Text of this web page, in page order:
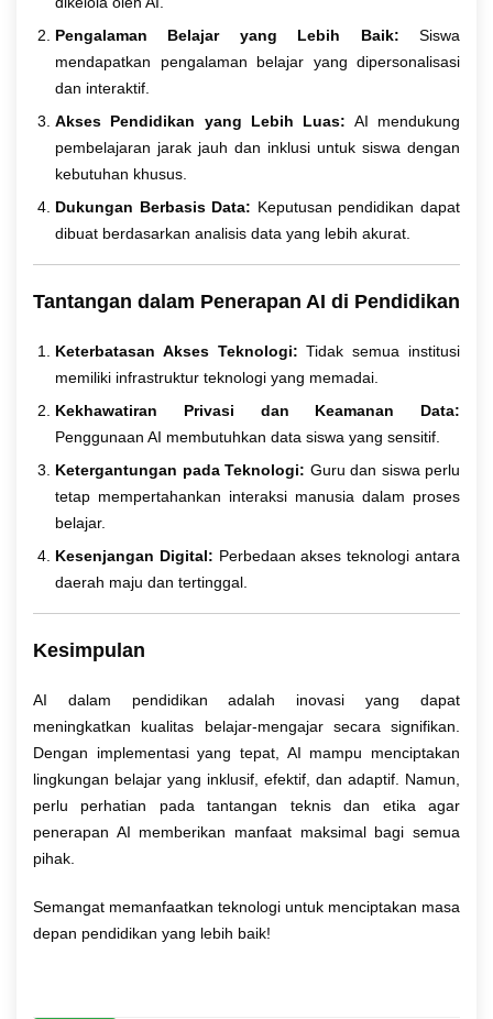
Pengalaman Belajar yang Lebih Baik: Siswa
mendapatkan pengalaman belajar yang dipersonalisasi
dan interaktif.
Akses Pendidikan yang Lebih Luas: AI mendukung
pembelajaran jarak jauh dan inklusi untuk siswa dengan
kebutuhan khusus.
Dukungan Berbasis Data: Keputusan pendidikan dapat
dibuat berdasarkan analisis data yang lebih akurat.
Tantangan dalam Penerapan AI di Pendidikan
Keterbatasan Akses Teknologi: Tidak semua institusi
memiliki infrastruktur teknologi yang memadai.
Kekhawatiran Privasi dan Keamanan Data:
Penggunaan AI membutuhkan data siswa yang sensitif.
Ketergantungan pada Teknologi: Guru dan siswa perlu
tetap mempertahankan interaksi manusia dalam proses
belajar.
Kesenjangan Digital: Perbedaan akses teknologi antara
daerah maju dan tertinggal.
Kesimpulan
AI dalam pendidikan adalah inovasi yang dapat
meningkatkan kualitas belajar-mengajar secara signifikan.
Dengan implementasi yang tepat, AI mampu menciptakan
lingkungan belajar yang inklusif, efektif, dan adaptif. Namun,
perlu perhatian pada tantangan teknis dan etika agar
penerapan AI memberikan manfaat maksimal bagi semua
pihak.
Semangat memanfaatkan teknologi untuk menciptakan masa
depan pendidikan yang lebih baik!